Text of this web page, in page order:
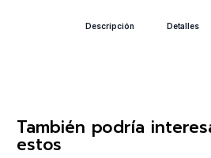
Descripción Detalles
También podría
estos